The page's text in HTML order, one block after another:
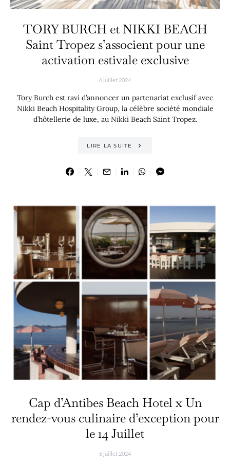
TORY BURCH et NIKKI BEACH
Saint Tropez s’associent pour une
activation estivale exclusive
6 juillet 2024
Tory Burch est ravi d’annoncer un partenariat exclusif avec
Nikki Beach Hospitality Group, la célèbre société mondiale
d’hôtellerie de luxe, au Nikki Beach Saint Tropez.
LIRE LA SUITE
Cap d’Antibes Beach Hotel x Un
rendez-vous culinaire d’exception pour
le 14 Juillet
6 juillet 2024